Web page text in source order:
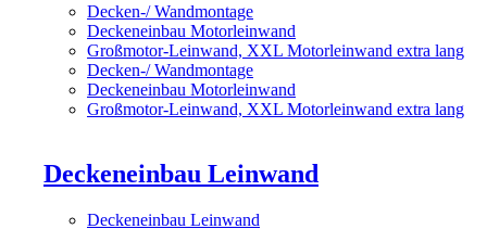
Decken-/ Wandmontage
Deckeneinbau Motorleinwand
Großmotor-Leinwand, XXL Motorleinwand extra lang
Decken-/ Wandmontage
Deckeneinbau Motorleinwand
Großmotor-Leinwand, XXL Motorleinwand extra lang
Deckeneinbau Leinwand
Deckeneinbau Leinwand